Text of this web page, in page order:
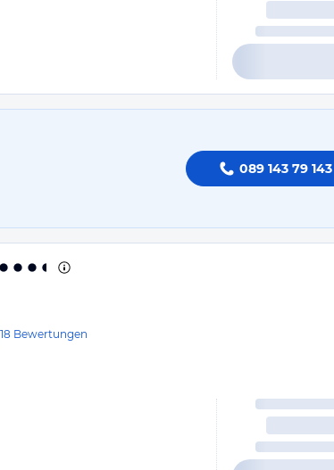
089 143 79 143
18 Bewertungen